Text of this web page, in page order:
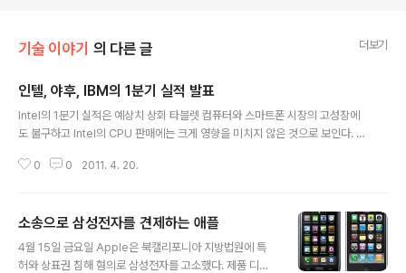
기술 이야기 의 다른 글 더보기
인텔, 야후, IBM의 1분기 실적 발표
Intel의 1분기 실적은 예상치 상회 타블렛 컴퓨터와 스마트폰 시장의 고성장에
도 불구하고 Intel의 CPU 판매에는 크게 영향을 미치지 않은 것으로 보인다. In
03억 달러에 비해 무려 25%나 증가했으며, 애널리스트들이 예상한 116억 달
도 123억 달러에서 133억 달러로 내다봤는데, 애널리스트들은 이보다 낮은 11
9억 달러로 전망했다. 덕분에 주가는 장중 약 5% 올랐고, 장마감 후에도 약 1%
가량이 올라 20.77 달러를 기록했다. 지난 1월 I..
0 0 2011. 4. 20.
소송으로 삼성전자를 견제하는 애플
4월 15일 금요일 Apple은 북캘리포니아 지방법원에 특
허와 상표권 침해 혐의로 삼성전자를 고소했다. 제품 디자